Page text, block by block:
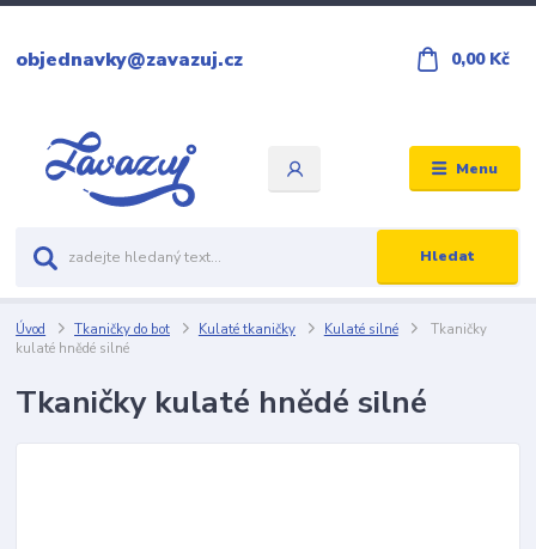
Menu
Hledat
objednavky@zavazuj.cz 0,00 Kč
Úvod Tkaničky do bot Kulaté tkaničky Kulaté silné
Tkaničky
kulaté hnědé silné
Tkaničky kulaté hnědé silné